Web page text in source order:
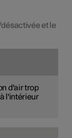
et le
d'air trop
l'intérieur